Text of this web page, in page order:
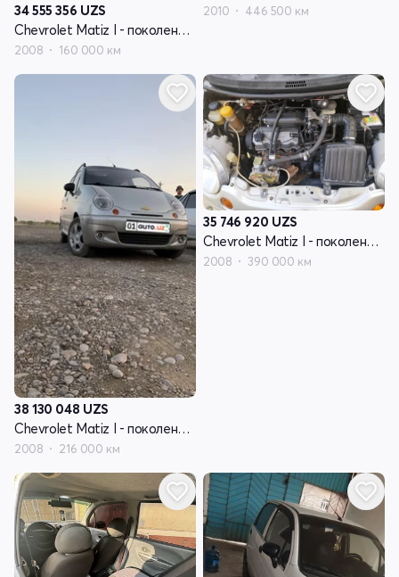
34 555 356 UZS
Chevrolet Matiz I - поколение рестайлинг
2008 160 000 км
2010 446 500 км
38 130 048 UZS
Chevrolet Matiz I - поколение рестайлинг
2008 216 000 км
35 746 920 UZS
Chevrolet Matiz I - поколение рестайлинг
2008 390 000 км